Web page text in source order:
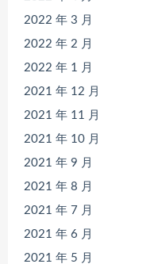
2022 年 3 月
2022 年 2 月
2022 年 1 月
2021 年 12 月
2021 年 11 月
2021 年 10 月
2021 年 9 月
2021 年 8 月
2021 年 7 月
2021 年 6 月
2021 年 5 月